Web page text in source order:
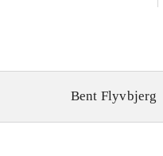
Bent Flyvbjerg